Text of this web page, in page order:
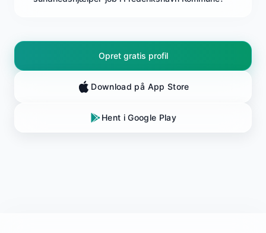
Opret gratis profil
Download på App Store
Hent i Google Play